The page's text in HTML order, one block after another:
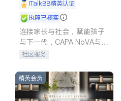
iTalkBB精英认证
执照已核实
连接家长与社会，赋能孩子
与下一代，CAPA NoVA与您
携手建设包容、公平、充满
社区服务
精英会员